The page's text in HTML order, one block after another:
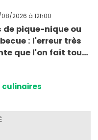
08/2026 à 12h00
de pique-nique ou
: l'erreur très
que l'on fait tous
culinaires